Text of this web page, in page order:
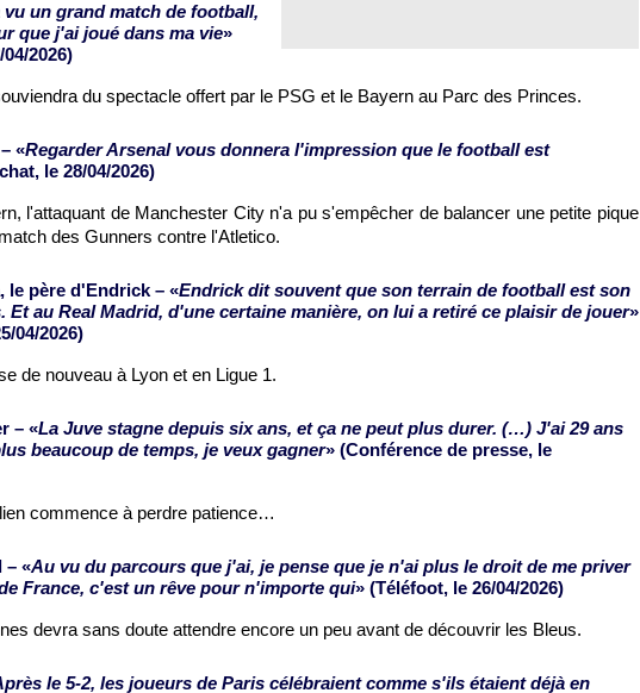
vu un grand match de football,
que j'ai joué dans ma vie»
2026)
du spectacle offert par le PSG et le Bayern au Parc des Princes.
«Regarder Arsenal vous donnera l'impression que le football est
le 28/04/2026)
l'attaquant de Manchester City n'a pu s'empêcher de balancer une petite pique
des Gunners contre l'Atletico.
le père d'Endrick – «Endrick dit souvent que son terrain de football est son
Et au Real Madrid, d'une certaine manière, on lui a retiré ce plaisir de jouer»
04/2026)
de nouveau à Lyon et en Ligue 1.
– «La Juve stagne depuis six ans, et ça ne peut plus durer. (…) J'ai 29 ans
beaucoup de temps, je veux gagner» (Conférence de presse, le
commence à perdre patience…
– «Au vu du parcours que j'ai, je pense que je n'ai plus le droit de me priver
France, c'est un rêve pour n'importe qui» (Téléfoot, le 26/04/2026)
devra sans doute attendre encore un peu avant de découvrir les Bleus.
le 5-2, les joueurs de Paris célébraient comme s'ils étaient déjà en